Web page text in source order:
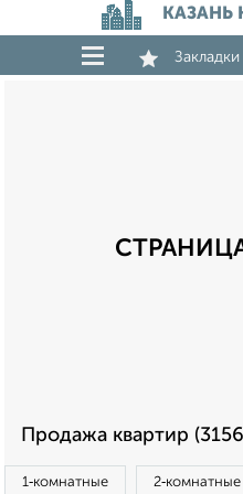
Закладки
Продажа квартир
1‑комнатные 2‑комнатные